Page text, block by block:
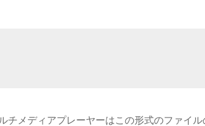
チメディアプレーヤーはこの形式のファイル